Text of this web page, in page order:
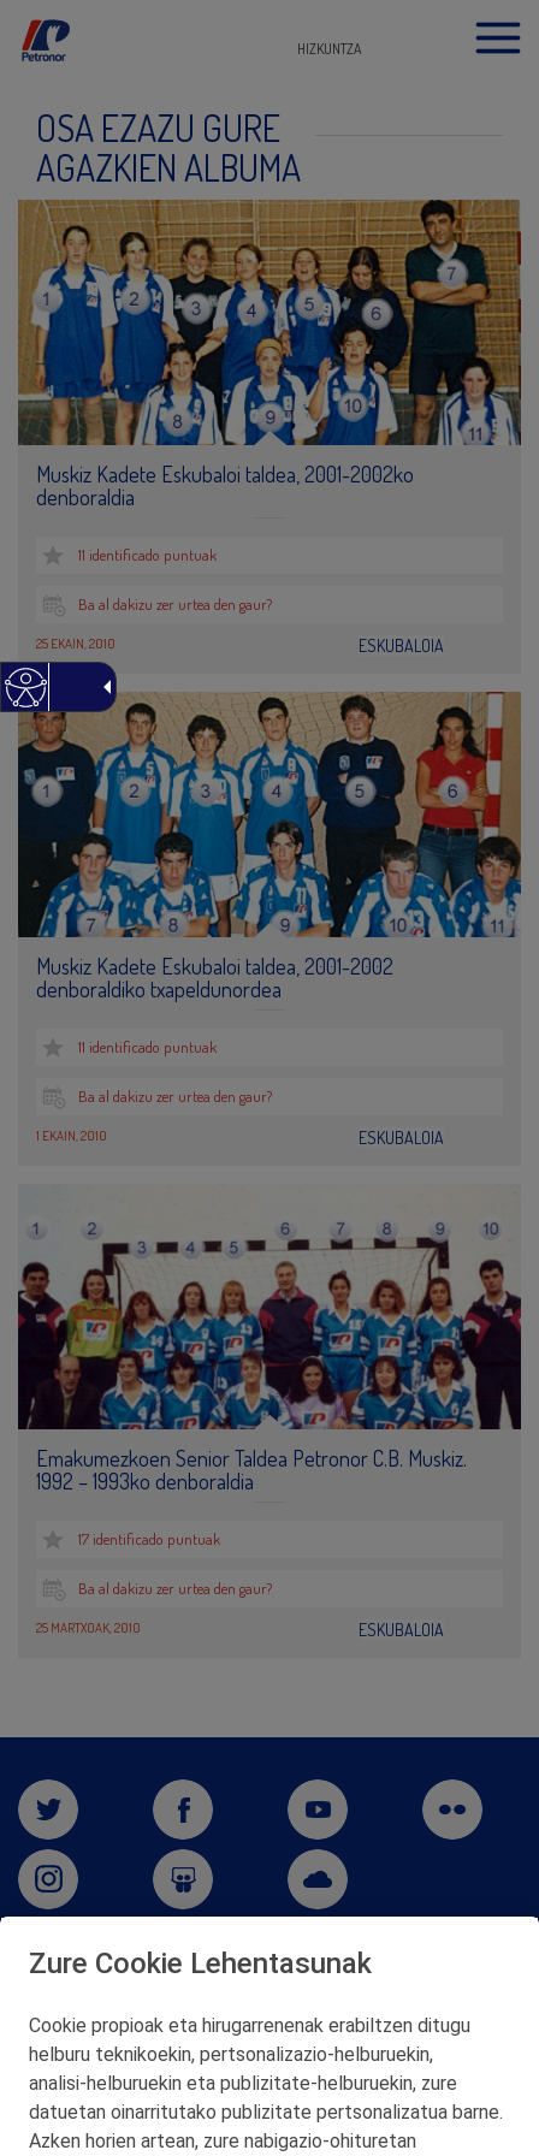
HIZKUNTZA
OSA EZAZU GURE
AGAZKIEN ALBUMA
Muskiz Kadete Eskubaloi taldea, 2001-2002ko
denboraldia
11 identificado puntuak
Ba al dakizu zer urtea den gaur?
25 EKAIN, 2010 ESKUBALOIA
Muskiz Kadete Eskubaloi taldea, 2001-2002
denboraldiko txapeldunordea
11 identificado puntuak
Ba al dakizu zer urtea den gaur?
1 EKAIN, 2010 ESKUBALOIA
Emakumezkoen Senior Taldea Petronor C.B. Muskiz.
1992 – 1993ko denboraldia
17 identificado puntuak
Ba al dakizu zer urtea den gaur?
25 MARTXOAK, 2010 ESKUBALOIA
Telf. 946 357 000
© 2026 Petronor S.A.
Zure Cookie Lehentasunak
Cookie propioak eta hirugarrenenak erabiltzen ditugu
helburu teknikoekin, pertsonalizazio‑helburuekin,
analisi‑helburuekin eta publizitate‑helburuekin, zure
datuetan oinarritutako publizitate pertsonalizatua barne.
Azken horien artean, zure nabigazio‑ohituretan